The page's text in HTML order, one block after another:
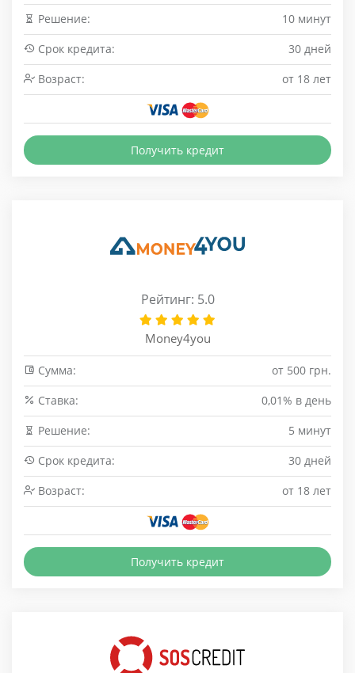
Решение:
10 минут
Срок кредита:
30 дней
Возраст:
от 18 лет
Получить кредит
Рейтинг: 5.0
Money4you
Сумма:
от 500 грн.
Cтавка:
0,01% в день
Решение:
5 минут
Срок кредита:
30 дней
Возраст:
от 18 лет
Получить кредит